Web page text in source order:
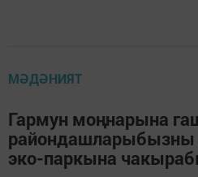
МӘДӘНИЯТ
Гармун моңнарына
эко-паркына